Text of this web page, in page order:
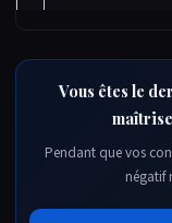
Vous êtes le
Pendant que vos
négatif